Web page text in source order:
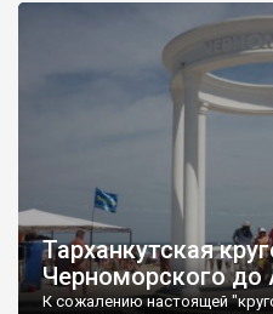
Тарханкутская
Черноморского до
К сожалению настоящей